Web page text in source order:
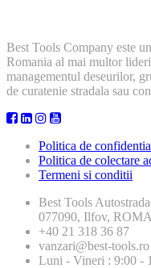
Best Tools Company este
Romania al mai multor
managementul deseurilor,
de curatenie stradala sau
Politica de
Politica de colectare
Termeni si conditii
Best Tools
077090, Ilfov,
+40 21 318 36 87
vanzari@best-tools.ro
Luni - Vineri : 9:00 -